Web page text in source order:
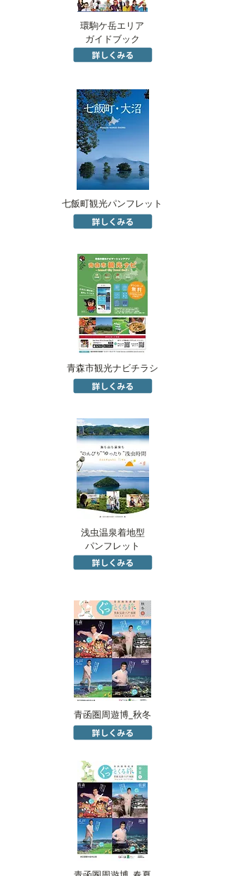
環駒ケ岳エリア
ガイドブック
七飯町観光パンフレット
青森市観光ナビチラシ
浅虫温泉着地型
パンフレット
青函圏周遊博_秋冬